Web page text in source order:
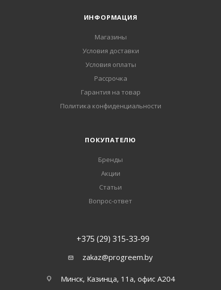
ИНФОРМАЦИЯ
Магазины
Условия доставки
Условия оплаты
Рассрочка
Гарантия на товар
Политика конфиденциальности
ПОКУПАТЕЛЮ
Бренды
Акции
Статьи
Вопрос-ответ
+375 (29) 315-33-99
zakaz@progreem.by
Минск, Казинца, 11а, офис А204